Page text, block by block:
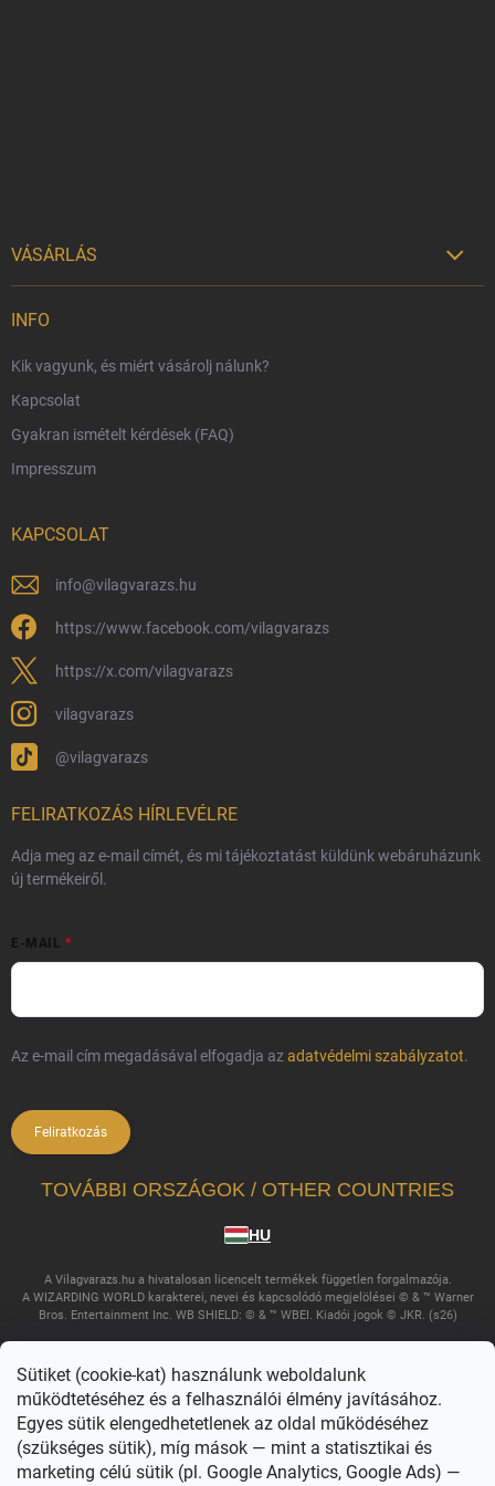
Sütiket (cookie-kat) használunk weboldalunk
működtetéséhez és a felhasználói élmény javításához.
Egyes sütik elengedhetetlenek az oldal működéséhez
(szükséges sütik), míg mások — mint a statisztikai és
marketing célú sütik (pl. Google Analytics, Google Ads) —
VÁSÁRLÁS 
Harry Potter bolt Magyarország
Rendelésem
Reklamáció és visszáru
Hűségprogram
Általános Szerződési Feltételek
Adatvédelmi feltételek
Védjegyek és szerzői jogok
Fémjelzés és nemesfém-tájékoztató
INFO
Kik vagyunk, és miért vásárolj nálunk?
Kapcsolat
Gyakran ismételt kérdések (FAQ)
Impresszum
KAPCSOLAT
info@vilagvarazs.hu
https://www.facebook.com/vilagvarazs
https://x.com/vilagvarazs
vilagvarazs
@vilagvarazs
FELIRATKOZÁS HÍRLEVÉLRE
Adja meg az e-mail címét, és mi tájékoztatást küldünk webáruházunk
új termékeiről.
E-MAIL
Az e-mail cím megadásával elfogadja azadatvédelmi szabályzatot.
Feliratkozás
TOVÁBBI ORSZÁGOK / OTHER COUNTRIES
HU
A Vilagvarazs.hu a hivatalosan licencelt termékek független forgalmazója.
A WIZARDING WORLD karakterei, nevei és kapcsolódó megjelölései © & ™ Warner
Bros. Entertainment Inc. WB SHIELD: © & ™ WBEI. Kiadói jogok © JKR. (s26)